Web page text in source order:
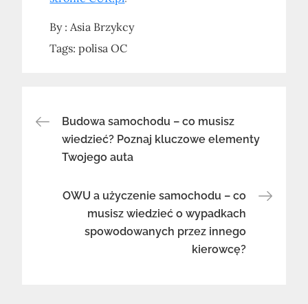
By : Asia Brzykcy
Tags:polisa OC
Nawigacja
wpisu
Budowa samochodu – co musisz
wiedzieć? Poznaj kluczowe elementy
Twojego auta
OWU a użyczenie samochodu – co
musisz wiedzieć o wypadkach
spowodowanych przez innego
kierowcę?